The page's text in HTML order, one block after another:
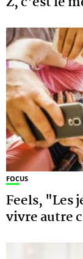
FOCUS
Feels, "Les
vivre autre